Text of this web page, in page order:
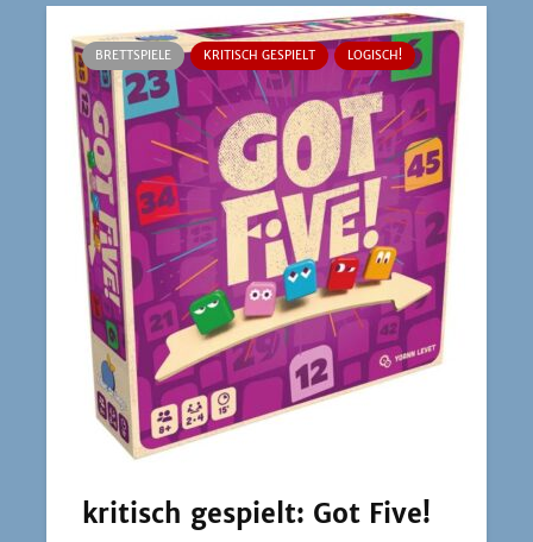
BRETTSPIELE KRITISCH GESPIELT LOGISCH!
kritisch gespielt: Got Five!